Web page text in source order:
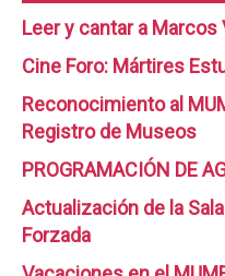
Leer y cantar a Marcos
Cine Foro: Mártires
Reconocimiento al
Registro de Museos
PROGRAMACIÓN DE
Actualización de la
Forzada